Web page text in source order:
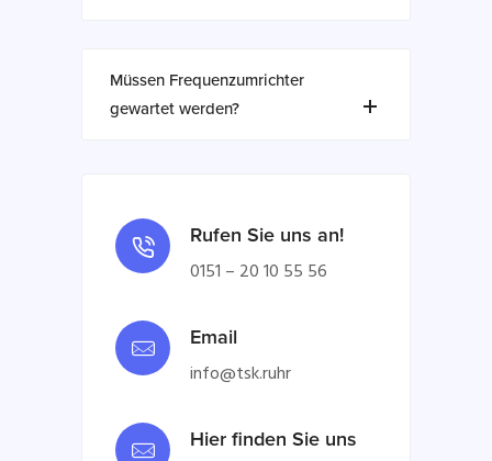
Müssen Frequenzumrichter
gewartet werden?
Rufen Sie uns an!
0151 – 20 10 55 56
Email
info@tsk.ruhr
Hier finden Sie uns